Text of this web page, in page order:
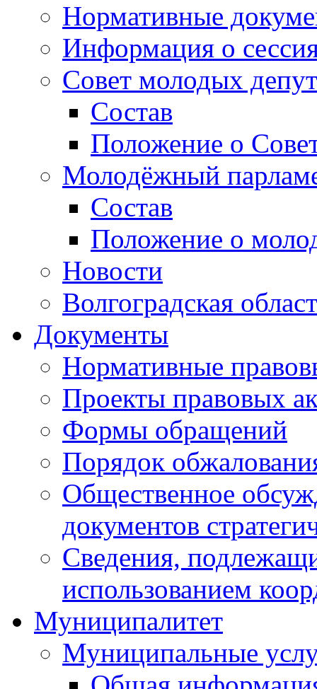
Нормативные
Информация о
Совет молодых
Состав
Положение о
Молодёжный
Состав
Положение о
Новости
Волгоградская
Документы
Нормативные
Проекты правовых
Формы обращений
Порядок
Общественное
документов
Сведения,
использованием
Муниципалитет
Муниципальные